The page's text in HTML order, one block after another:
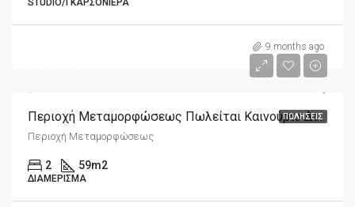
9 months ago
ΠΩΛΉΣΕΙΣ
Περιοχή Μεταμορφώσεως Πωλείται Καινούριο Διαμέρισμα Μεζονέτα 59m2
Περιοχή Μεταμορφώσεως
2 59m2
ΔΙΑΜΈΡΙΣΜΑ